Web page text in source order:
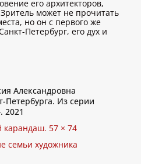
его архитекторов,
может не прочитать
но он с первого же
Петербург, его дух и
Александровна
Петербурга. Из серии
2021
карандаш. 57 × 74
семьи художника